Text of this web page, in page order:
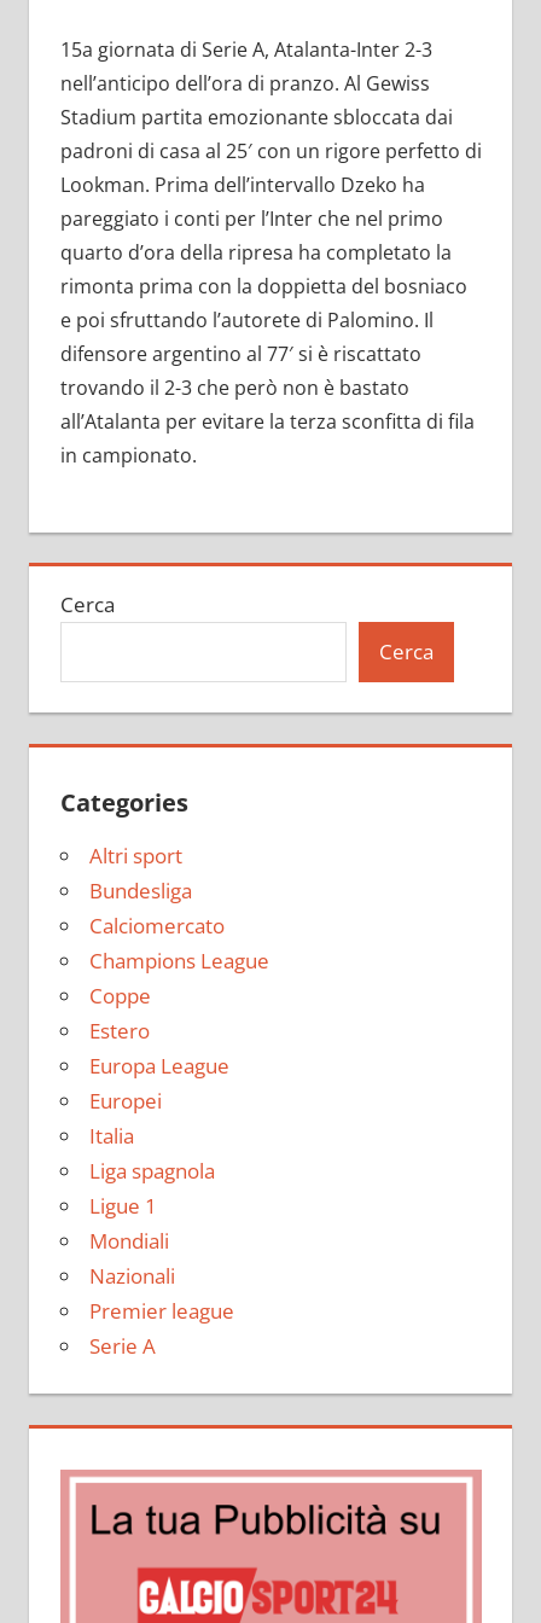
15a giornata di Serie A, Atalanta-Inter 2-3
nell’anticipo dell’ora di pranzo. Al Gewiss
Stadium partita emozionante sbloccata dai
padroni di casa al 25′ con un rigore perfetto di
Lookman. Prima dell’intervallo Dzeko ha
pareggiato i conti per l’Inter che nel primo
quarto d’ora della ripresa ha completato la
rimonta prima con la doppietta del bosniaco
e poi sfruttando l’autorete di Palomino. Il
difensore argentino al 77′ si è riscattato
trovando il 2-3 che però non è bastato
all’Atalanta per evitare la terza sconfitta di fila
in campionato.
Cerca
Cerca
Categories
Altri sport
Bundesliga
Calciomercato
Champions League
Coppe
Estero
Europa League
Europei
Italia
Liga spagnola
Ligue 1
Mondiali
Nazionali
Premier league
Serie A